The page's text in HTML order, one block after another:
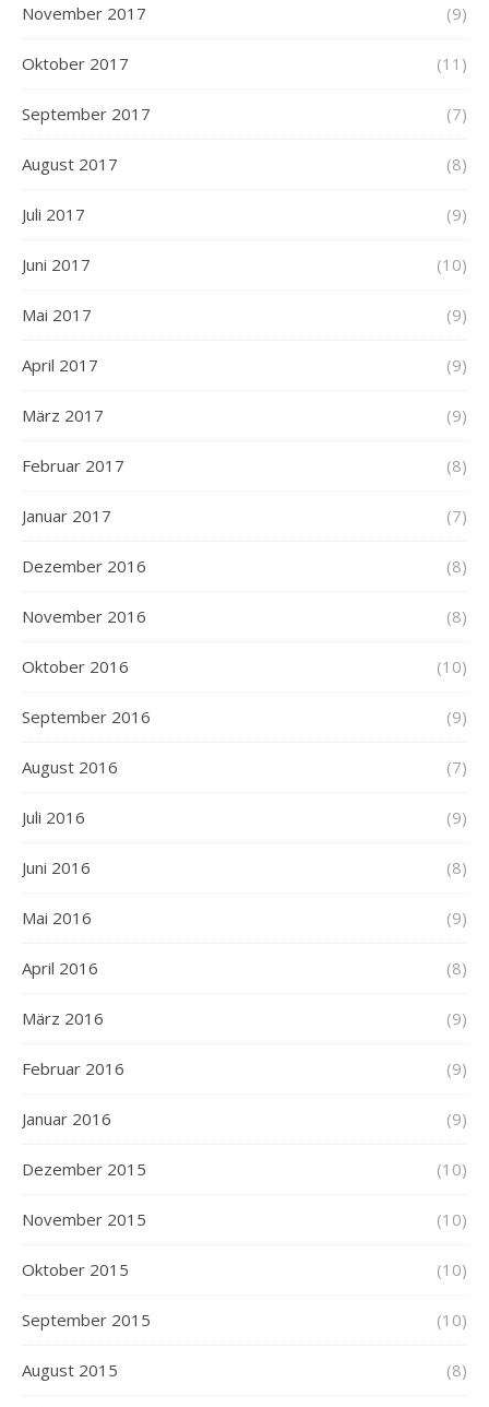
November 2017 (9)
Oktober 2017 (11)
September 2017 (7)
August 2017 (8)
Juli 2017 (9)
Juni 2017 (10)
Mai 2017 (9)
April 2017 (9)
März 2017 (9)
Februar 2017 (8)
Januar 2017 (7)
Dezember 2016 (8)
November 2016 (8)
Oktober 2016 (10)
September 2016 (9)
August 2016 (7)
Juli 2016 (9)
Juni 2016 (8)
Mai 2016 (9)
April 2016 (8)
März 2016 (9)
Februar 2016 (9)
Januar 2016 (9)
Dezember 2015 (10)
November 2015 (10)
Oktober 2015 (10)
September 2015 (10)
August 2015 (8)